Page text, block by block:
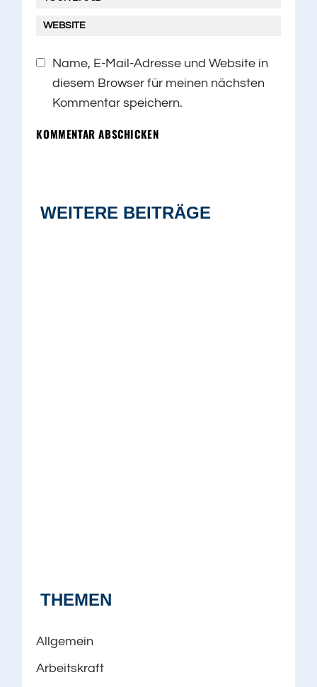
Name, E-Mail-Adresse und Website in
diesem Browser für meinen nächsten
Kommentar speichern.
KOMMENTAR ABSCHICKEN
WEITERE BEITRÄGE
THEMEN
Allgemein
Arbeitskraft